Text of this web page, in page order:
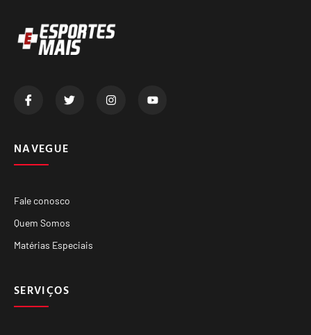
NAVEGUE
Fale conosco
Quem Somos
Matérias Especiais
SERVIÇOS